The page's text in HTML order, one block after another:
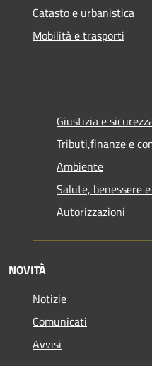
Catasto e urbanistica
Mobilità e trasporti
Giustizia e
Tributi,finanze e
Ambiente
Salute, benessere
Autorizzazioni
NOVITÀ
Notizie
Comunicati
Avvisi